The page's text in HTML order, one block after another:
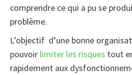
comprendre ce qui a pu se
problème.
L’objectif d’une bonne
pouvoir limiter les risques tout
rapidement aux